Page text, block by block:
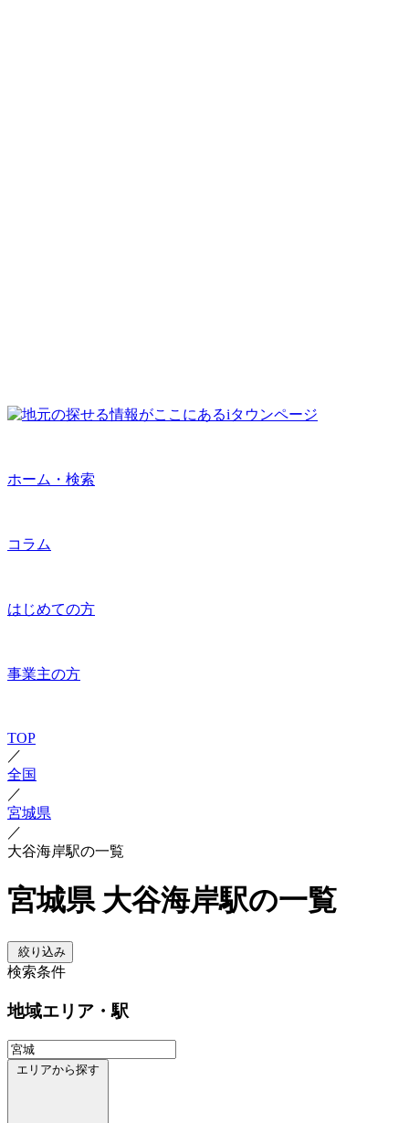
ホーム・検索
コラム
はじめての方
事業主の方
TOP
／
全国
／
宮城県
／
大谷海岸駅の一覧
宮城県 大谷海岸駅の一覧
絞り込み
検索条件
地域エリア・駅
エリアから探す